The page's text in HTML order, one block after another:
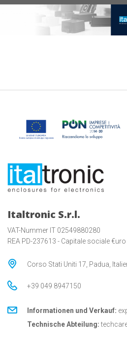
Italtronic S.r.l.
VAT-Nummer IT 02549880280
REA PD-237613 - Capitale sociale €uro
Corso Stati Uniti 17, Padua,
+39 049 8947150
Informationen und Verkauf:
Technische Abteilung: